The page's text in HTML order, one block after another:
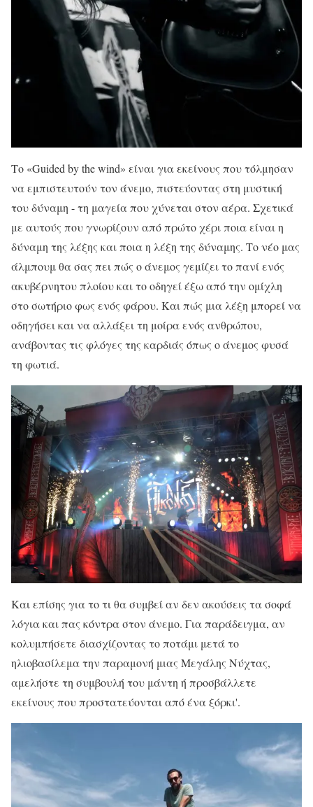
Το «Guided by the wind» είναι για εκείνους που τόλμησαν
να εμπιστευτούν τον άνεμο, πιστεύοντας στη μυστική
του δύναμη - τη μαγεία που χύνεται στον αέρα. Σχετικά
με αυτούς που γνωρίζουν από πρώτο χέρι ποια είναι η
δύναμη της λέξης και ποια η λέξη της δύναμης. Το νέο μας
άλμπουμ θα σας πει πώς ο άνεμος γεμίζει το πανί ενός
ακυβέρνητου πλοίου και το οδηγεί έξω από την ομίχλη
στο σωτήριο φως ενός φάρου. Και πώς μια λέξη μπορεί να
οδηγήσει και να αλλάξει τη μοίρα ενός ανθρώπου,
ανάβοντας τις φλόγες της καρδιάς όπως ο άνεμος φυσά
τη φωτιά.
Και επίσης για το τι θα συμβεί αν δεν ακούσεις τα σοφά
λόγια και πας κόντρα στον άνεμο. Για παράδειγμα, αν
κολυμπήσετε διασχίζοντας το ποτάμι μετά το
ηλιοβασίλεμα την παραμονή μιας Μεγάλης Νύχτας,
αμελήστε τη συμβουλή του μάντη ή προσβάλλετε
εκείνους που προστατεύονται από ένα ξόρκι'.